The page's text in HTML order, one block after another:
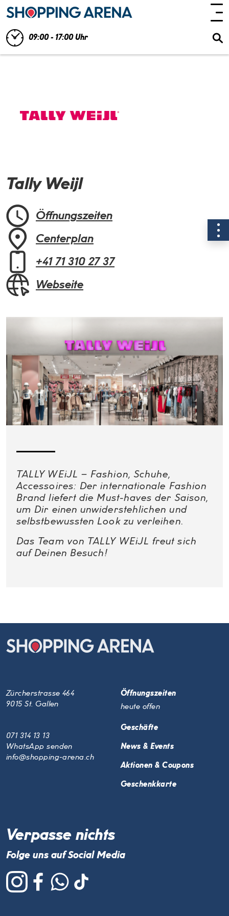
09:00 - 17:00 Uhr
Tally Weijl
Öffnungszeiten
Centerplan
+41 71 310 27 37
Webseite
TALLY WEiJL – Fashion, Schuhe,
Accessoires: Der internationale Fashion
Brand liefert die Must-haves der Saison,
um Dir einen unwiderstehlichen und
selbstbewussten Look zu verleihen.
Das Team von TALLY WEiJL freut sich
auf Deinen Besuch!
Zürcherstrasse 464
9015 St. Gallen
071 314 13 13
WhatsApp senden
info@shopping-arena.ch
Öffnungszeiten
heute offen
Geschäfte
News & Events
Aktionen & Coupons
Geschenkkarte
Verpasse nichts
Folge uns auf Social Media